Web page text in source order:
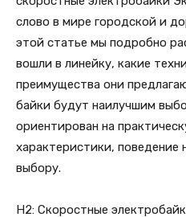
слово в мире городской и
этой статье мы подробно
вошли в линейку, какие
преимущества они
байки будут наилучшим
ориентирован на
характеристики, поведение
выбору.
H2: Скоростные